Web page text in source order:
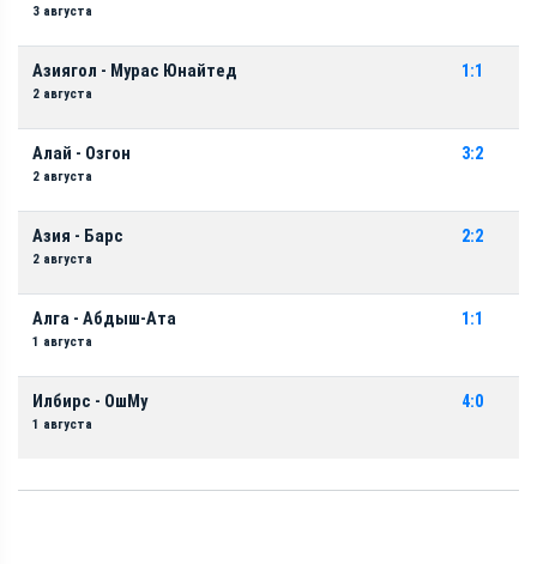
3 августа
Азиягол - Мурас Юнайтед
2 августа
1:1
Алай - Озгон
2 августа
3:2
Азия - Барс
2 августа
2:2
Алга - Абдыш-Ата
1 августа
1:1
Илбирс - ОшМу
1 августа
4:0